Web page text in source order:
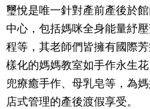
璽悅是唯一針對產前產後於
中心，包括媽咪全身能量紓
程等，其老師們皆擁有國際
樣化的媽媽教室如手作永生
兜療癒手作、母乳皂等，為
店式管理的產後渡假享受。